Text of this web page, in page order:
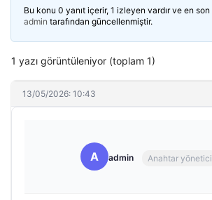
Bu konu 0 yanıt içerir, 1 izleyen vardır ve en son
admin tarafından güncellenmiştir.
1 yazı görüntüleniyor (toplam 1)
13/05/2026: 10:43
A admin Anahtar yönetici